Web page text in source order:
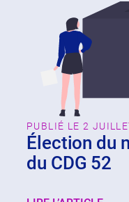
PUBLIÉ LE 2
Élection du
du CDG 52